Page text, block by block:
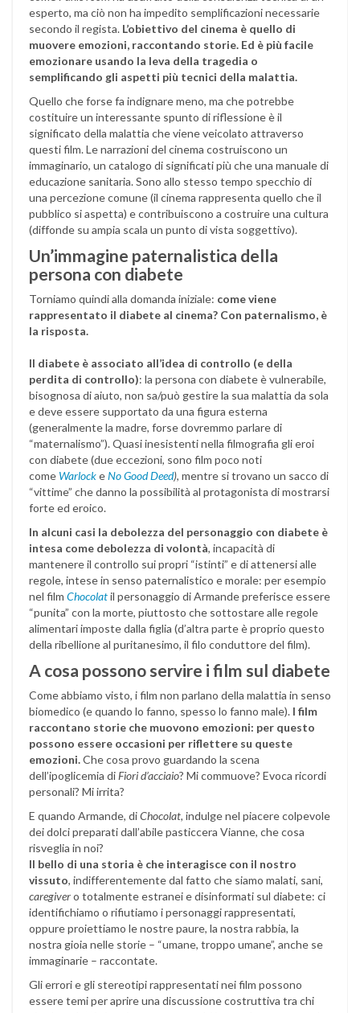
esperto, ma ciò non ha impedito semplificazioni necessarie
secondo il regista. L’obiettivo del cinema è quello di
muovere emozioni, raccontando storie. Ed è più facile
emozionare usando la leva della tragedia o
semplificando gli aspetti più tecnici della malattia.
Quello che forse fa indignare meno, ma che potrebbe
costituire un interessante spunto di riflessione è il
significato della malattia che viene veicolato attraverso
questi film. Le narrazioni del cinema costruiscono un
immaginario, un catalogo di significati più che una manuale di
educazione sanitaria. Sono allo stesso tempo specchio di
una percezione comune (il cinema rappresenta quello che il
pubblico si aspetta) e contribuiscono a costruire una cultura
(diffonde su ampia scala un punto di vista soggettivo).
Un’immagine paternalistica della
persona con diabete
Torniamo quindi alla domanda iniziale: come viene
rappresentato il diabete al cinema? Con paternalismo, è
la risposta.
Il diabete è associato all’idea di controllo (e della
perdita di controllo): la persona con diabete è vulnerabile,
bisognosa di aiuto, non sa/può gestire la sua malattia da sola
e deve essere supportato da una figura esterna
(generalmente la madre, forse dovremmo parlare di
“maternalismo”). Quasi inesistenti nella filmografia gli eroi
con diabete (due eccezioni, sono film poco noti
come WarlockeNo Good Deed), mentre si trovano un sacco di
“vittime” che danno la possibilità al protagonista di mostrarsi
forte ed eroico.
In alcuni casi la debolezza del personaggio con diabete è
intesa come debolezza di volontà, incapacità di
mantenere il controllo sui propri “istinti” e di attenersi alle
regole, intese in senso paternalistico e morale: per esempio
nel film Chocolatil personaggio di Armande preferisce essere
“punita” con la morte, piuttosto che sottostare alle regole
alimentari imposte dalla figlia (d’altra parte è proprio questo
della ribellione al puritanesimo, il filo conduttore del film).
A cosa possono servire i film sul diabete
Come abbiamo visto, i film non parlano della malattia in senso
biomedico (e quando lo fanno, spesso lo fanno male). I film
raccontano storie che muovono emozioni: per questo
possono essere occasioni per riflettere su queste
emozioni.Che cosa provo guardando la scena
dell’ipoglicemia diFiori d’acciaio? Mi commuove? Evoca ricordi
personali? Mi irrita?
E quando Armande, diChocolat, indulge nel piacere colpevole
dei dolci preparati dall’abile pasticcera Vianne, che cosa
risveglia in noi?
Il bello di una storia è che interagisce con il nostro
vissuto, indifferentemente dal fatto che siamo malati, sani,
caregivero totalmente estranei e disinformati sul diabete: ci
identifichiamo o rifiutiamo i personaggi rappresentati,
oppure proiettiamo le nostre paure, la nostra rabbia, la
nostra gioia nelle storie – “umane, troppo umane”, anche se
immaginarie – raccontate.
Gli errori e gli stereotipi rappresentati nei film possono
essere temi per aprire una discussione costruttiva tra chi